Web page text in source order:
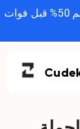
عجل! الأسعار ترتفع قريبا. احصل على خصم 50% قبل فوات